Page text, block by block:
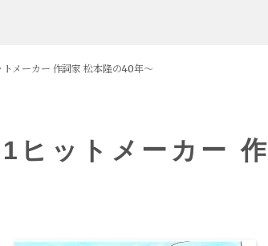
ーカー 作詞家 松本隆の40年～
ットメーカー 作